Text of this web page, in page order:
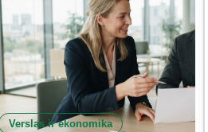
Verslas ir ekonomika